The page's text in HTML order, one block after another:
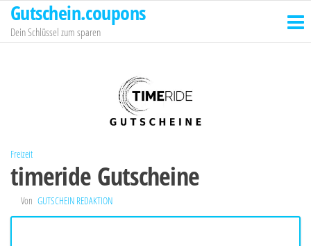
Zum
Inhalt
springen
Gutschein.coupons
Dein Schlüssel zum sparen
Freizeit
timeride Gutscheine
Von GUTSCHEIN REDAKTION